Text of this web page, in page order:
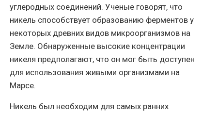
углеродных соединений. Ученые говорят, что
никель способствует образованию ферментов у
некоторых древних видов микроорганизмов на
Земле. Обнаруженные высокие концентрации
никеля предполагают, что он мог быть доступен
для использования живыми организмами на
Марсе.
Никель был необходим для самых ранних